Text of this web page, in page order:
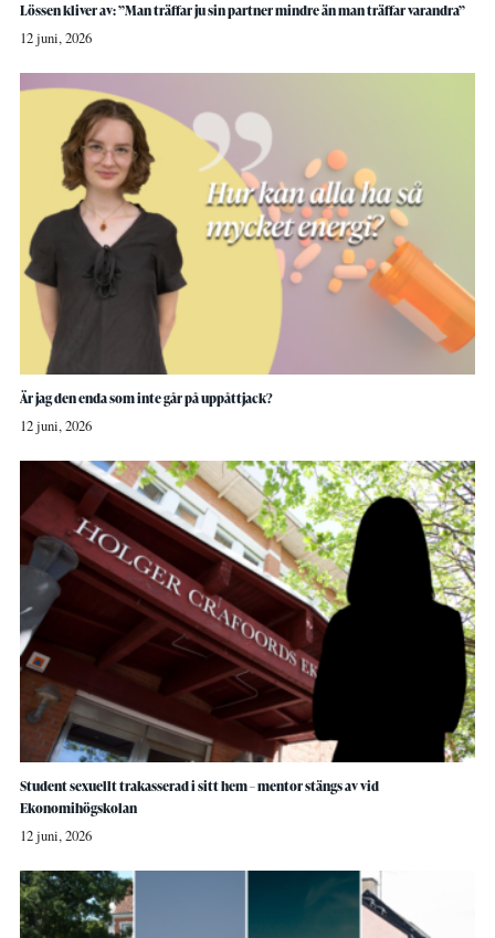
Lössen kliver av: ”Man träffar ju sin partner mindre än man träffar varandra”
12 juni, 2026
Är jag den enda som inte går på uppåttjack?
12 juni, 2026
Student sexuellt trakasserad i sitt hem – mentor stängs av vid
Ekonomihögskolan
12 juni, 2026